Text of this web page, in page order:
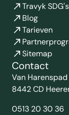
Travyk SDG's
Blog
Tarieven
Sitemap
Contact
Van
8442 CD
0513 20 30 36